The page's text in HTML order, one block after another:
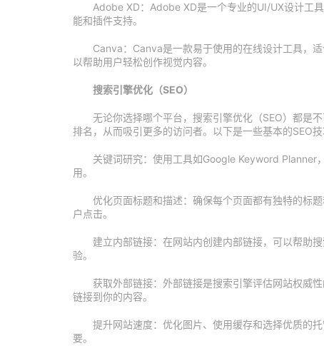
Adobe XD：Adobe XD是一个专业的UI/UX设计工
能和插件支持。
Canva：Canva是一款易于使用的在线设计工具，
以帮助用户轻松创作视觉内容。
搜索引擎优化（SEO）
无论你选择哪个平台，搜索引擎优化（SEO）都是
排名，从而吸引更多的访问者。以下是一些基本的SEO
关键词研究：使用工具如Google Keyword Planner
用。
优化页面标题和描述：确保每个页面都有独特的标
户点击。
建立内部链接：在网站内创建内部链接，可以帮助
验。
获取外部链接：外部链接是搜索引擎评估网站权威
链接到你的内容。
提升网站速度：优化图片、使用缓存和选择优质的
要。